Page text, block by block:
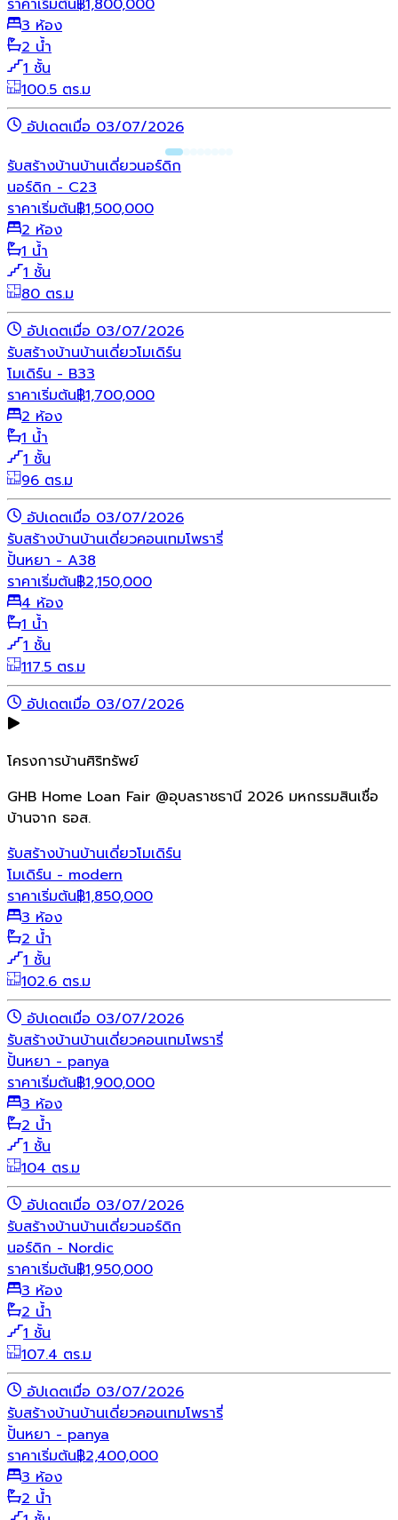
ราคาเริ่มต้น฿1,800,000
3 ห้อง
2 น้ำ
1 ชั้น
100.5 ตร.ม
อัปเดตเมื่อ 03/07/2026
รับสร้างบ้านบ้านเดี่ยวนอร์ดิก
นอร์ดิก - C23
ราคาเริ่มต้น฿1,500,000
2 ห้อง
1 น้ำ
1 ชั้น
80 ตร.ม
อัปเดตเมื่อ 03/07/2026
รับสร้างบ้านบ้านเดี่ยวโมเดิร์น
โมเดิร์น - B33
ราคาเริ่มต้น฿1,700,000
2 ห้อง
1 น้ำ
1 ชั้น
96 ตร.ม
อัปเดตเมื่อ 03/07/2026
รับสร้างบ้านบ้านเดี่ยวคอนเทมโพรารี่
ปั้นหยา - A38
ราคาเริ่มต้น฿2,150,000
4 ห้อง
1 น้ำ
1 ชั้น
117.5 ตร.ม
อัปเดตเมื่อ 03/07/2026
โครงการบ้านศิริทรัพย์
GHB Home Loan Fair @อุบลราชธานี 2026 มหกรรมสินเชื่อ
บ้านจาก ธอส.
รับสร้างบ้านบ้านเดี่ยวโมเดิร์น
โมเดิร์น - modern
ราคาเริ่มต้น฿1,850,000
3 ห้อง
2 น้ำ
1 ชั้น
102.6 ตร.ม
อัปเดตเมื่อ 03/07/2026
รับสร้างบ้านบ้านเดี่ยวคอนเทมโพรารี่
ปั้นหยา - panya
ราคาเริ่มต้น฿1,900,000
3 ห้อง
2 น้ำ
1 ชั้น
104 ตร.ม
อัปเดตเมื่อ 03/07/2026
รับสร้างบ้านบ้านเดี่ยวนอร์ดิก
นอร์ดิก - Nordic
ราคาเริ่มต้น฿1,950,000
3 ห้อง
2 น้ำ
1 ชั้น
107.4 ตร.ม
อัปเดตเมื่อ 03/07/2026
รับสร้างบ้านบ้านเดี่ยวคอนเทมโพรารี่
ปั้นหยา - panya
ราคาเริ่มต้น฿2,400,000
3 ห้อง
2 น้ำ